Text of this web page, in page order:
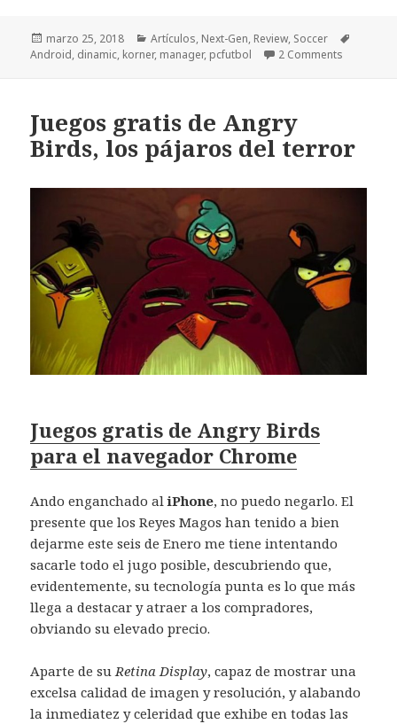
Publicado
el
marzo 25, 2018 Categorías
Artículos, Next-Gen, Review, Soccer
Android, dinamic, korner, manager, pcfutbol 2 Comments
Juegos gratis de Angry
Birds, los pájaros del terror
Juegos gratis de Angry Birds
para el navegador Chrome
Ando enganchado aliPhone, no puedo negarlo. El
presente que los Reyes Magos han tenido a bien
dejarme este seis de Enero me tiene intentando
sacarle todo el jugo posible, descubriendo que,
evidentemente, su tecnología punta es lo que más
llega a destacar y atraer a los compradores,
obviando su elevado precio.
Aparte de suRetina Display, capaz de mostrar una
excelsa calidad de imagen y resolución, y alabando
la inmediatez y celeridad que exhibe en todas las